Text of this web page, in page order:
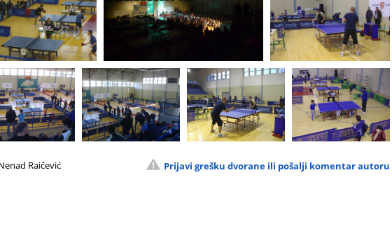
Raičević Prijavi grešku dvorane ili pošalji komentar autoru